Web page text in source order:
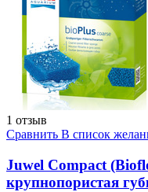
1 отзыв
Сравнить В список
Juwel Compact
крупнопористая